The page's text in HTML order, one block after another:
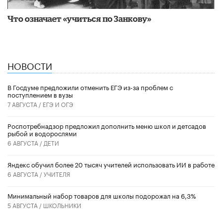
Что означает «учиться по Занкову»
НОВОСТИ
В Госдуме предложили отменить ЕГЭ из-за проблем с
поступлением в вузы
7 АВГУСТА / ЕГЭ И ОГЭ
Роспотребнадзор предложил дополнить меню школ и детсадов
рыбой и водорослями
6 АВГУСТА / ДЕТИ
​Яндекс обучил более 20 тысяч учителей использовать ИИ в работе
6 АВГУСТА /УЧИТЕЛЯ
Минимальный набор товаров для школы подорожал на 6,3%
5 АВГУСТА / ШКОЛЬНИКИ